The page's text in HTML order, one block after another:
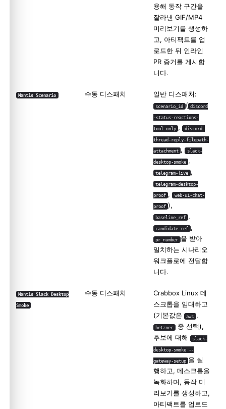
용해 동작 구간을
잘라낸 GIF/MP4
미리보기를 생성하
고, 아티팩트를 업
로드한 뒤 인라인
PR 증거를 게시합
니다.
Mantis Scenario 수동 디스패치 일반 디스패처:
scenario_id ( discord
-status-reactions-
tool-only , discord-
thread-reply-filepath-
attachment , slack-
desktop-smoke ,
telegram-live ,
telegram-desktop-
proof , web-ui-chat-
proof ),
baseline_ref ,
candidate_ref ,
pr_number 을 받아
일치하는 시나리오
워크플로에 전달합
니다.
Mantis Slack Desktop
Smoke
수동 디스패치
Crabbox Linux 데
스크톱을 임대하고
(기본값은
aws ,
hetzner 중 선택),
후보에 대해
slack-
desktop-smoke --
gateway-setup 을 실
행하고, 데스크톱을
녹화하며, 동작 미
리보기를 생성하고,
아티팩트를 업로드